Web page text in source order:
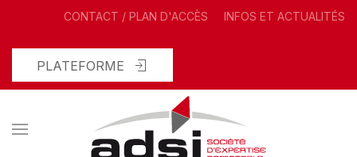
CONTACT / PLAN D'ACCÈS INFOS ET ACTUALITÉS
PLATEFORME